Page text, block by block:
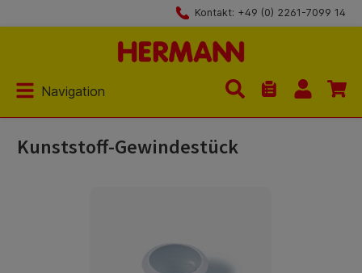
Kontakt: +49 (0) 2261-7099 14
Navigation
Du hast 0
Kunststoff-Gewindestück